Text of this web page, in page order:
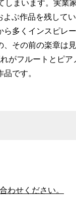
まいます。実業
ぶ作品を残して
多くインスピレ
その前の楽章は
がフルートとピ
です。
わせください。